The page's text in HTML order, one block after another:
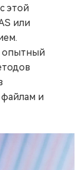
этой
или
опытный
и